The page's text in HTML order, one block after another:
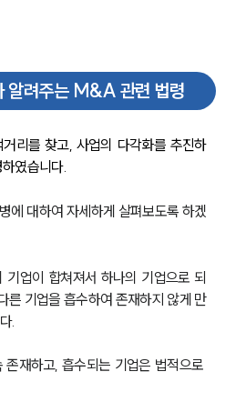
알려주는 M&A 관련 법령
리를 찾고, 사업의 다각화를 추진하
였습니다.
에 대하여 자세하게 살펴보도록 하겠
기업이 합쳐져서 하나의 기업으로 되
른 기업을 흡수하여 존재하지 않게 만
.
재하고, 흡수되는 기업은 법적으로